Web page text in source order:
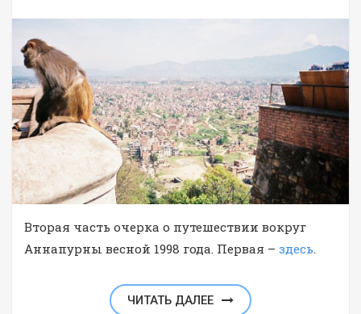
Вторая часть очерка о путешествии вокруг
Аннапурны весной 1998 года. Первая – здесь.
ЧИТАТЬ ДАЛЕЕ